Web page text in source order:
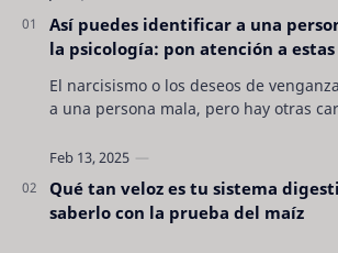
Así puedes identificar a una
la psicología: pon atención a
El narcisismo o los deseos de
a una persona mala, pero hay otras
Qué tan veloz es tu sistema
saberlo con la prueba del maíz